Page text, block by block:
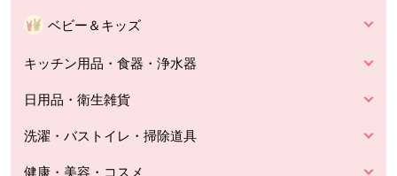
ベビー＆キッズ
キッチン用品・食器・浄水器
日用品・衛生雑貨
洗濯・バストイレ・掃除道具
健康・美容・コスメ